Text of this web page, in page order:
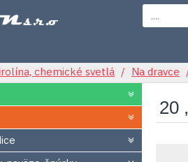
chemické svetlá Na dravce
20